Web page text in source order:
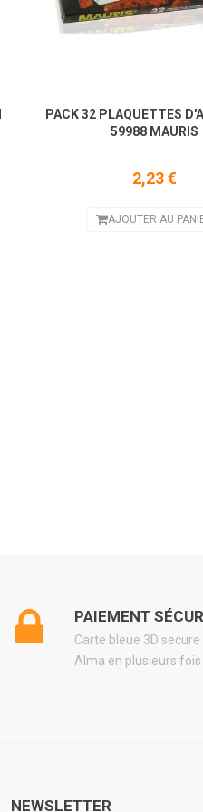
PACK 32 PLAQUETTES
59988 MAURIS
2,23 €
AJOUTER AU
PAIEMENT
Carte bleue 3D secure
Alma en plusieurs fois
NEWSLETTER